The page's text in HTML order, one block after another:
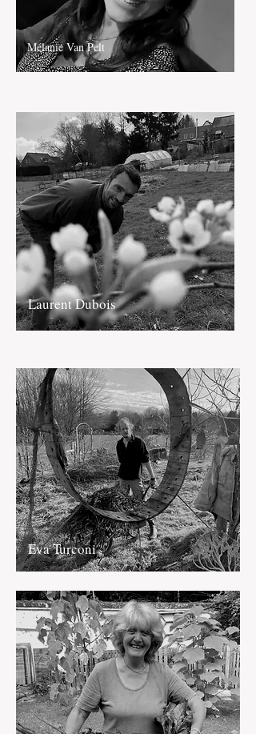
Mélanie Van Pelt
Laurent Dubois
Eva Turconi